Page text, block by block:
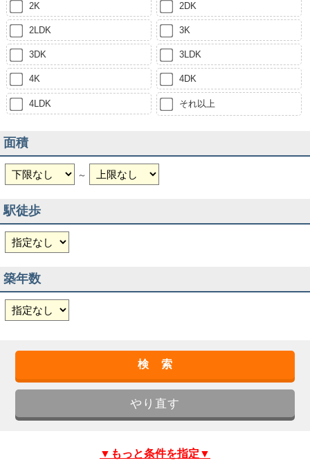
2K 2DK
2LDK 3K
3DK 3LDK
4K 4DK
4LDK それ以上
面積
～
駅徒歩
築年数
▼もっと条件を指定▼